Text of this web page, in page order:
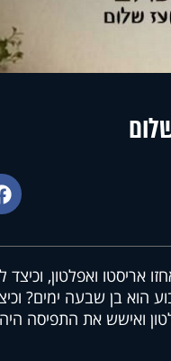
אריסטו ואפלטון,
הוא בן שבעה ימים?
ואישש את התפיסה